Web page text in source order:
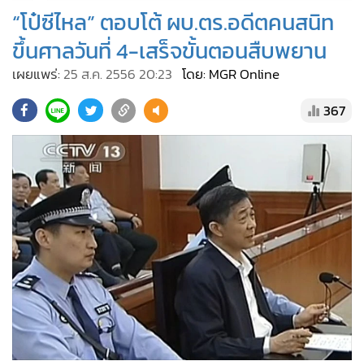
ผู้จัดการรายวัน
คอลัมนิสต์
• ละคร
• Cyber BIZ
• ผู้จัดกวน
Good health & Well-being
• Green Innovation & SD
• Management & HR
• MGR Live
• Infographic
• การเมือง
• ท่องเที่ยว
กีฬา
“โป๋ซีไหล” ตอบโต้ ผบ.ตร.อดีตคนสนิท
ขึ้นศาลวันที่ 4-เสร็จขั้นตอนสืบพยาน
เผยแพร่: 25 ส.ค. 2556 20:23 โดย: MGR Online
367